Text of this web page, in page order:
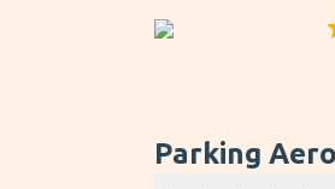
Parking